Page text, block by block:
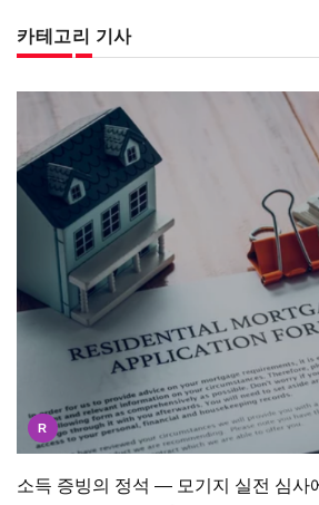
카테고리 기사
R
소득 증빙의 정석 — 모기지 실전 심사